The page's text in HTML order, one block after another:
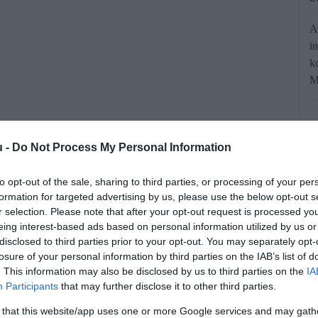
- Do Not Process My Personal Information
opt-out of the sale, sharing to third parties, or processing of your
for targeted advertising by us, please use the below opt-out
selection. Please note that after your opt-out request is processed
interest-based ads based on personal information utilized by us
to third parties prior to your opt-out. You may separately
of your personal information by third parties on the IAB’s list of
This information may also be disclosed by us to third parties on the
Participants that may further disclose it to other third parties.
that this website/app uses one or more Google services and may
1994 óta több mint 15 millió RAV4-
le a hatodik generációt. Most
árak.
forrásként a Google Keresőben!